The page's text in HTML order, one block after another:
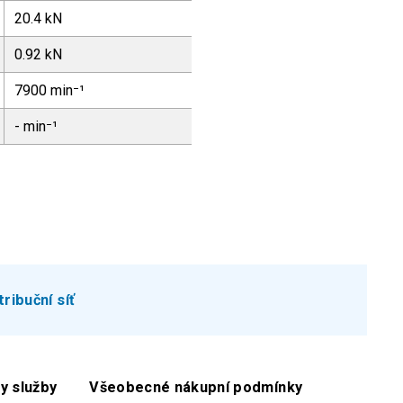
20.4 kN
0.92 kN
7900 min⁻¹
- min⁻¹
síť
služby Všeobecné nákupní podmínky